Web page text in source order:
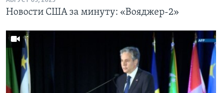
Новости США за минуту: «Вояджер-2»